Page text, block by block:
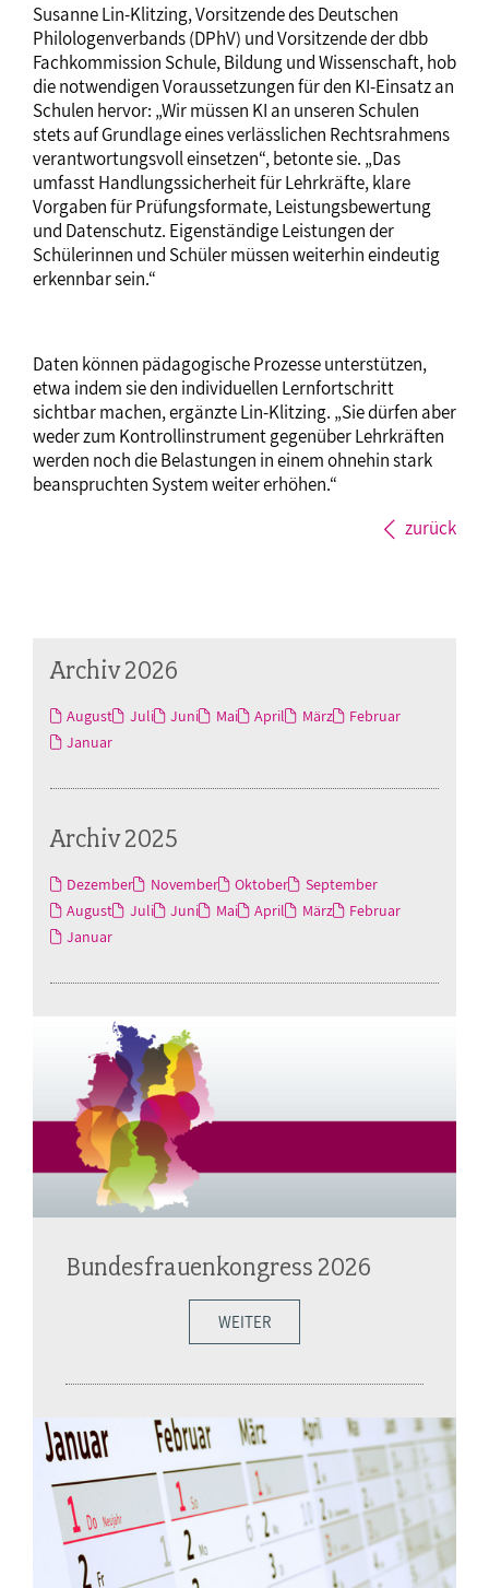
Susanne Lin-Klitzing, Vorsitzende des Deutschen
Philologenverbands (DPhV) und Vorsitzende der dbb
Fachkommission Schule, Bildung und Wissenschaft, hob
die notwendigen Voraussetzungen für den KI-Einsatz an
Schulen hervor: „Wir müssen KI an unseren Schulen
stets auf Grundlage eines verlässlichen Rechtsrahmens
verantwortungsvoll einsetzen“, betonte sie. „Das
umfasst Handlungssicherheit für Lehrkräfte, klare
Vorgaben für Prüfungsformate, Leistungsbewertung
und Datenschutz. Eigenständige Leistungen der
Schülerinnen und Schüler müssen weiterhin eindeutig
erkennbar sein.“
Daten können pädagogische Prozesse unterstützen,
etwa indem sie den individuellen Lernfortschritt
sichtbar machen, ergänzte Lin-Klitzing. „Sie dürfen aber
weder zum Kontrollinstrument gegenüber Lehrkräften
werden noch die Belastungen in einem ohnehin stark
beanspruchten System weiter erhöhen.“
zurück
Archiv 2026
August Juli Juni Mai April März
Februar
Januar
Archiv 2025
Dezember November Oktober
September
August
Juli Juni Mai April März
Februar
Januar
Bundesfrauenkongress 2026
WEITER